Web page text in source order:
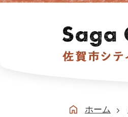
ホーム